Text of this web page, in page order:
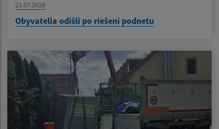
23.07.2026
Obyvatelia odišli po riešení podnetu